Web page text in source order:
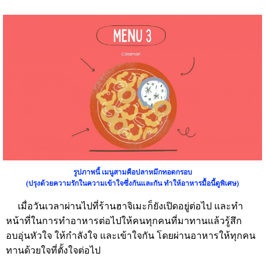
รูปภาพนี้ เมนูสามคือปลาหมึกทอดกรอบ
(ปรุงด้วยความรักในความเข้าใจซึ่งกันและกัน ทำให้อาหารมื้อนี้ดูพิเศษ)
เมื่อวันเวลาผ่านไปที่ร้านฮาจิเมะก็ยังเปิดอยู่ต่อไป และทำ
หน้าที่ในการทำอาหารต่อไปให้คนทุกคนที่มาทานแล้วรู้สึก
อบอุ่นหัวใจ ให้กำลังใจ และเข้าใจกัน โดยผ่านอาหารให้ทุกคน
ทานด้วยใจที่ตั้งใจต่อไป